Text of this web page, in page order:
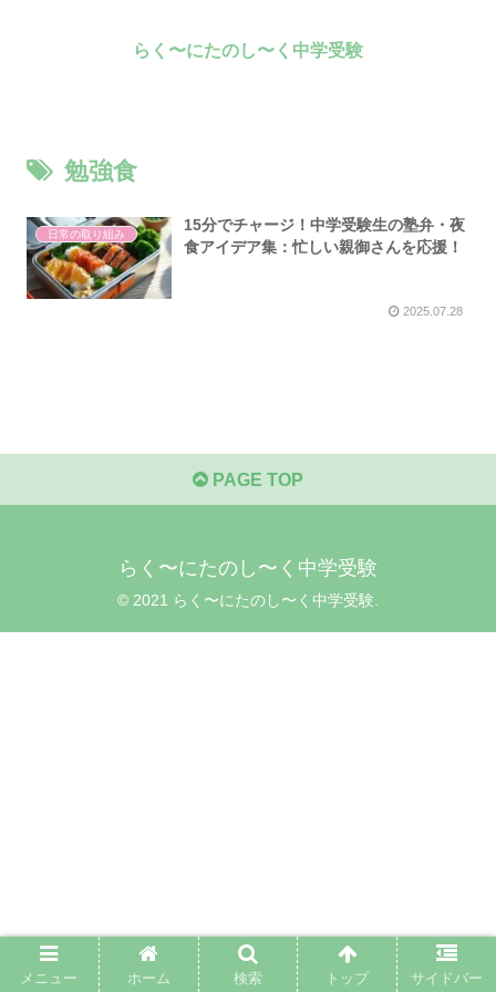
らく〜にたのし〜く中学受験
勉強食
日常の取り組み
15分でチャージ！中学受験生の塾弁・夜
食アイデア集：忙しい親御さんを応援！
2025.07.28
PAGE TOP
らく〜にたのし〜く中学受験
© 2021 らく〜にたのし〜く中学受験.
メニュー ホーム 検索 トップ サイドバー